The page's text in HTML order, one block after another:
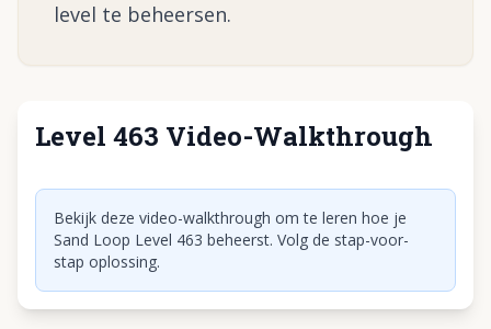
level te beheersen.
Level 463 Video-Walkthrough
Klik om video af te spelen
Bekijk deze video-walkthrough om te leren hoe je
Sand Loop Level 463 beheerst. Volg de stap-voor-
stap oplossing.